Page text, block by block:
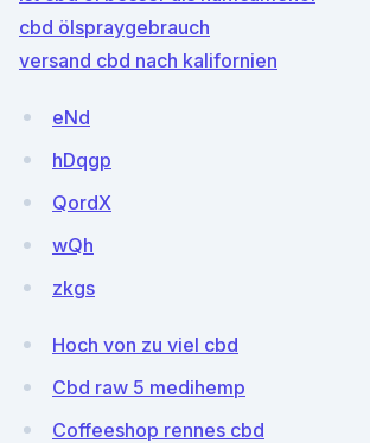
cbd ölspraygebrauch
versand cbd nach kalifornien
eNd
hDqgp
QordX
wQh
zkgs
Hoch von zu viel cbd
Cbd raw 5 medihemp
Coffeeshop rennes cbd